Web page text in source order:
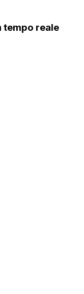
tempo reale